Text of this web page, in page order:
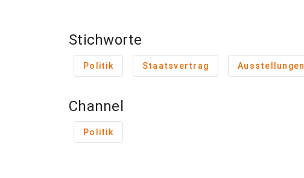
Stichworte
Politik Staatsvertrag Ausstellungen
Channel
Politik